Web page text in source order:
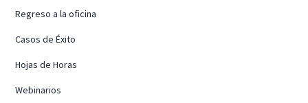
Regreso a la oficina
Casos de Éxito
Hojas de Horas
Webinarios